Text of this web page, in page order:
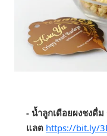
- น้ำลูกเดือยผงชงดื่
แลต https://bit.ly/